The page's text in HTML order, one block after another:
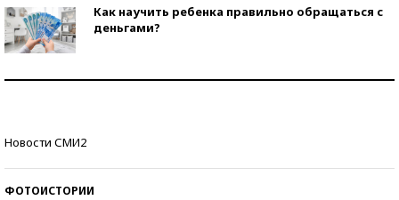
Как научить ребенка правильно обращаться с
деньгами?
Новости СМИ2
ФОТОИСТОРИИ